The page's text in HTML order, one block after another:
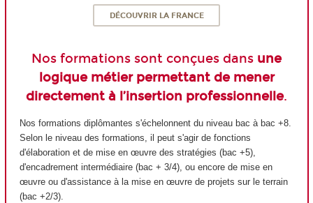
DÉCOUVRIR LA FRANCE
Nos formations sont conçues dans une
logique métier permettant de mener
directement à l’insertion professionnelle.
Nos formations diplômantes s'échelonnent du niveau bac à bac +8.
Selon le niveau des formations, il peut s'agir de fonctions
d'élaboration et de mise en œuvre des stratégies (bac +5),
d'encadrement intermédiaire (bac + 3/4), ou encore de mise en
œuvre ou d'assistance à la mise en œuvre de projets sur le terrain
(bac +2/3).